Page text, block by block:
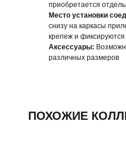
приобретается
Место установки
снизу на каркасы
крепеж и
Аксессуары:
различных размеров